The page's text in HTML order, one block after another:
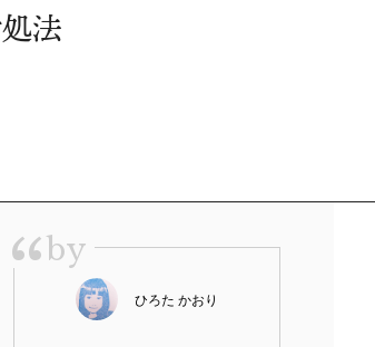
法
“by
ひろた かおり